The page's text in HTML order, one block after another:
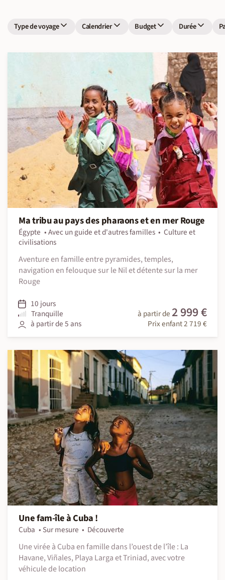
Type de voyage Calendrier Budget Durée
Ma tribu au pays des pharaons et en mer Rouge
Égypte Avec un guide et d'autres familles
Culture et
civilisations
Aventure en famille entre pyramides, temples,
navigation en felouque sur le Nil et détente sur la mer
Rouge
10 jours
Tranquille
à partir de 5 ans
à partir de 2 999 €
Prix enfant 2 719 €
Une fam-île à Cuba !
Cuba Sur mesure
Découverte
Une virée à Cuba en famille dans l’ouest de l’île : La
Havane, Viñales, Playa Larga et Triniad, avec votre
véhicule de location